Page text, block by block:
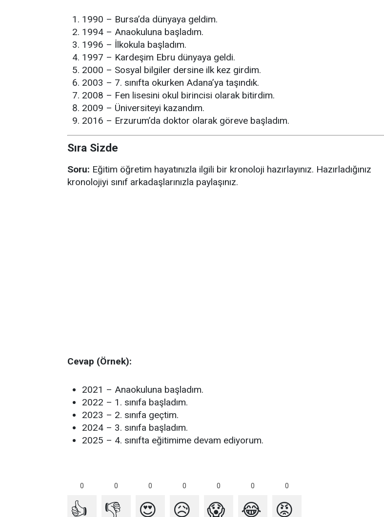
1990 – Bursa’da dünyaya geldim.
1994 – Anaokuluna başladım.
1996 – İlkokula başladım.
1997 – Kardeşim Ebru dünyaya geldi.
2000 – Sosyal bilgiler dersine ilk kez girdim.
2003 – 7. sınıfta okurken Adana’ya taşındık.
2008 – Fen lisesini okul birincisi olarak bitirdim.
2009 – Üniversiteyi kazandım.
2016 – Erzurum’da doktor olarak göreve başladım.
Sıra Sizde
Soru: Eğitim öğretim hayatınızla ilgili bir kronoloji hazırlayınız. Hazırladığınız
kronolojiyi sınıf arkadaşlarınızla paylaşınız.
Cevap (Örnek):
2021 – Anaokuluna başladım.
2022 – 1. sınıfa başladım.
2023 – 2. sınıfa geçtim.
2024 – 3. sınıfa başladım.
2025 – 4. sınıfta eğitimime devam ediyorum.
0 0 0 0 0 0 0
👍 👎 😍 😥 😱 😂 😡